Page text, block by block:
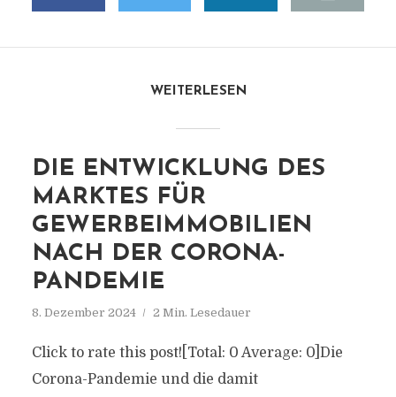
WEITERLESEN
DIE ENTWICKLUNG DES
MARKTES FÜR
GEWERBEIMMOBILIEN
NACH DER CORONA-
PANDEMIE
8. Dezember 2024 2 Min. Lesedauer
Click to rate this post![Total: 0 Average: 0]Die
Corona-Pandemie und die damit